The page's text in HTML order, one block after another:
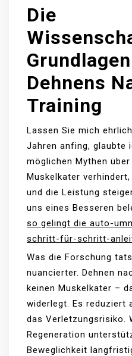
Die
Dehnens
Training
Lassen Sie mich
Jahren anfing, glaubte
möglichen Mythen
Muskelkater
und die Leistung
uns eines Besseren
so gelingt die auto-
schritt-für-schritt-
Was die Forschung
nuancierter. Dehnen
keinen Muskelkater –
widerlegt. Es reduziert
das Verletzungsrisiko.
Regeneration
Beweglichkeit